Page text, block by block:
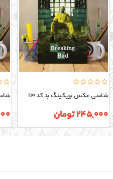
شاسی عکس بریکینگ بد کد 110
245,000 تومان